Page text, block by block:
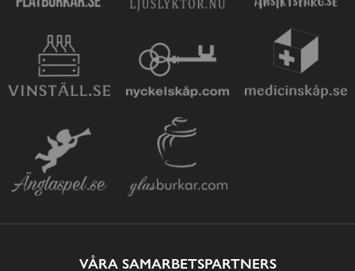
VÅRA SAMARBETSPARTNERS